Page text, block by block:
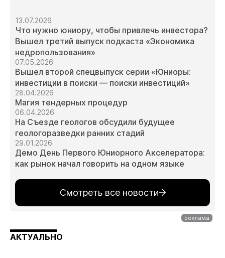
13.07.2026
Что нужно юниору, чтобы привлечь инвестора?
Вышел третий выпуск подкаста «Экономика
недропользования»
07.05.2026
Вышел второй спецвыпуск серии «Юниоры:
инвестиции в поиски — поиски инвестиций»
28.04.2026
Магия тендерных процедур
06.04.2026
На Съезде геологов обсудили будущее
геологоразведки ранних стадий
29.01.2026
Демо День Первого Юниорного Акселератора:
как рынок начал говорить на одном языке
Смотреть все новости
АКТУАЛЬНО